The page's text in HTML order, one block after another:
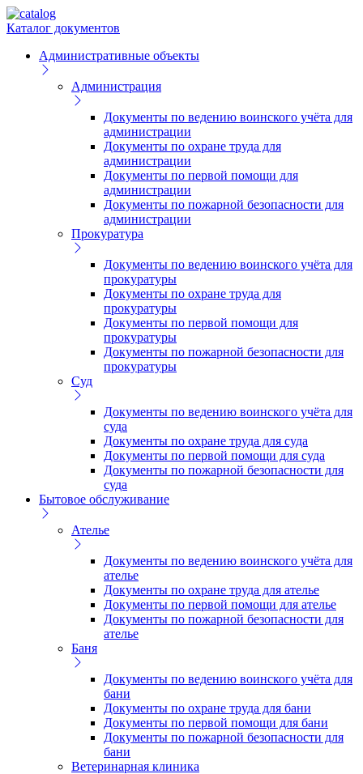
Каталог документов
Административные объекты
Администрация
Документы по ведению воинского учёта для
администрации
Документы по охране труда для
администрации
Документы по первой помощи для
администрации
Документы по пожарной безопасности для
администрации
Прокуратура
Документы по ведению воинского учёта для
прокуратуры
Документы по охране труда для
прокуратуры
Документы по первой помощи для
прокуратуры
Документы по пожарной безопасности для
прокуратуры
Суд
Документы по ведению воинского учёта для
суда
Документы по охране труда для суда
Документы по первой помощи для суда
Документы по пожарной безопасности для
суда
Бытовое обслуживание
Ателье
Документы по ведению воинского учёта для
ателье
Документы по охране труда для ателье
Документы по первой помощи для ателье
Документы по пожарной безопасности для
ателье
Баня
Документы по ведению воинского учёта для
бани
Документы по охране труда для бани
Документы по первой помощи для бани
Документы по пожарной безопасности для
бани
Ветеринарная клиника